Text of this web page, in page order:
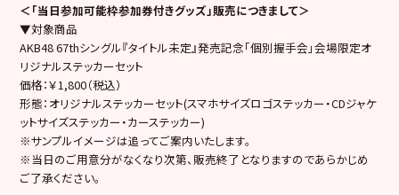
＜「当日参加可能枠参加券付きグッズ」販売につきまして＞
▼対象商品
AKB48 67thシングル『タイトル未定』発売記念「個別握手会」会場限定オ
リジナルステッカーセット
価格：￥1,800（税込）
形態：オリジナルステッカーセット(スマホサイズロゴステッカー・CDジャケ
ットサイズステッカー・カーステッカー)
※サンプルイメージは追ってご案内いたします。
※当日のご用意分がなくなり次第、販売終了となりますのであらかじめ
ご了承ください。